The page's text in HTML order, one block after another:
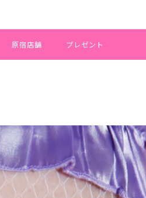
原宿店舗 プレゼント